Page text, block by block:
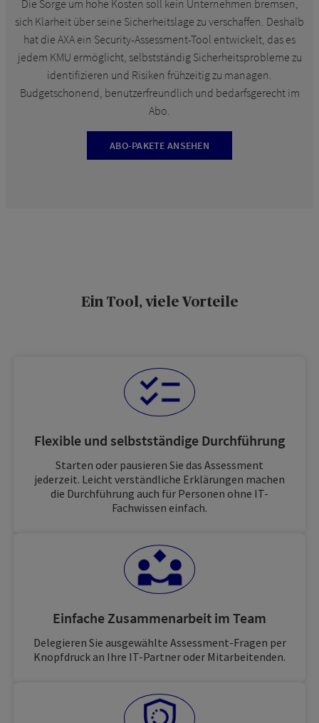
Die Sorge um hohe Kosten soll kein Unternehmen bremsen,
sich Klarheit über seine Sicherheitslage zu verschaffen. Deshalb
hat die AXA ein Security-Assessment-Tool entwickelt, das es
jedem KMU ermöglicht, selbstständig Sicherheitsprobleme zu
identifizieren und Risiken frühzeitig zu managen.
Budgetschonend, benutzerfreundlich und bedarfsgerecht im
Abo.
ABO-PAKETE ANSEHEN
Ein Tool, viele Vorteile
Flexible und selbstständige Durchführung
Starten oder pausieren Sie das Assessment
jederzeit. Leicht verständliche Erklärungen machen
die Durchführung auch für Personen ohne IT-
Fachwissen einfach.
Einfache Zusammenarbeit im Team
Delegieren Sie ausgewählte Assessment-Fragen per
Knopfdruck an Ihre IT-Partner oder Mitarbeitenden.